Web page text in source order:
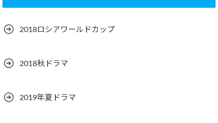
2018ロシアワールドカップ
2018秋ドラマ
2019年夏ドラマ